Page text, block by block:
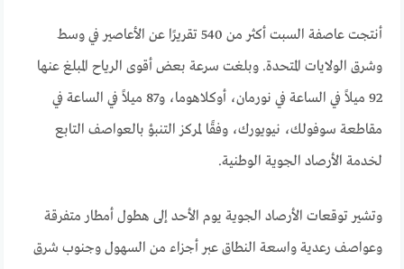
أنتجت عاصفة السبت أكثر من 540 تقريرًا عن الأعاصير في وسط
وشرق الولايات المتحدة. وبلغت سرعة بعض أقوى الرياح المبلغ عنها
92 ميلاً في الساعة في نورمان، أوكلاهوما، و87 ميلاً في الساعة في
مقاطعة سوفولك، نيويورك، وفقًا لمركز التنبؤ بالعواصف التابع
لخدمة الأرصاد الجوية الوطنية.
وتشير توقعات الأرصاد الجوية يوم الأحد إلى هطول أمطار متفرقة
وعواصف رعدية واسعة النطاق عبر أجزاء من السهول وجنوب شرق